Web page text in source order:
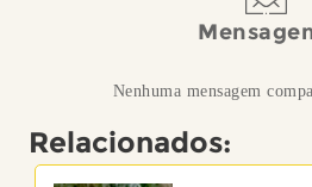
Nenhuma mensagem
Relacionados: